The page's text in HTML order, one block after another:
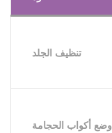
تنظيف الجلد
وضع أكواب الحجامة